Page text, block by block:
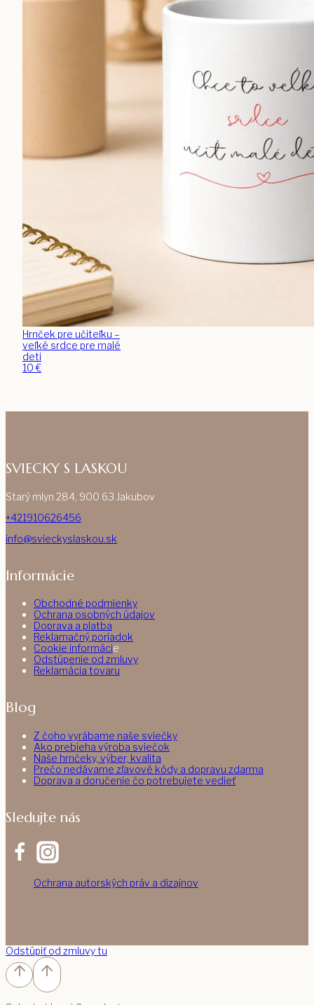
Hrnček pre učiteľku –
veľké srdce pre malé
deti
10€
SVIECKY S LASKOU
Starý mlyn 284, 900 63 Jakubov
+421910626456
info@svieckyslaskou.sk
Informácie
Obchodné podmienky
Ochrana osobných údajov
Doprava a platba
Reklamačný poriadok
Cookie informácie
Odstúpenie od zmluvy
Reklamácia tovaru
Blog
Z čoho vyrábame naše sviečky
Ako prebieha výroba sviečok
Naše hrnčeky, výber, kvalita
Prečo nedávame zľavové kódy a dopravu zdarma
Doprava a doručenie čo potrebujete vedieť
Sledujte nás
Ochrana autorských práv a dizajnov
Odstúpiť od zmluvy tu